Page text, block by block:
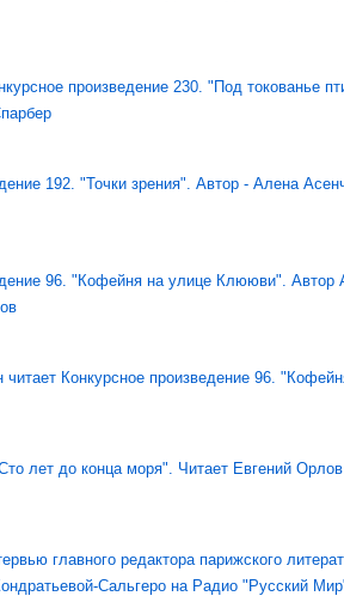
произведение 230. "Под токованье
192. "Точки зрения". Автор - Алена
96. "Кофейня на улице Клююви". Автор
читает Конкурсное произведение 96.
лет до конца моря". Читает Евгений Орлов
главного редактора парижского
Сальгеро на Радио "Русский